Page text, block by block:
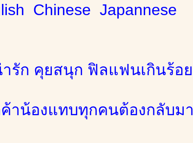
Chinese Japannese
รัก คุยสนุก ฟิลแฟนเกินร้อย
าน้องแทบทุกคนต้องกลับมา